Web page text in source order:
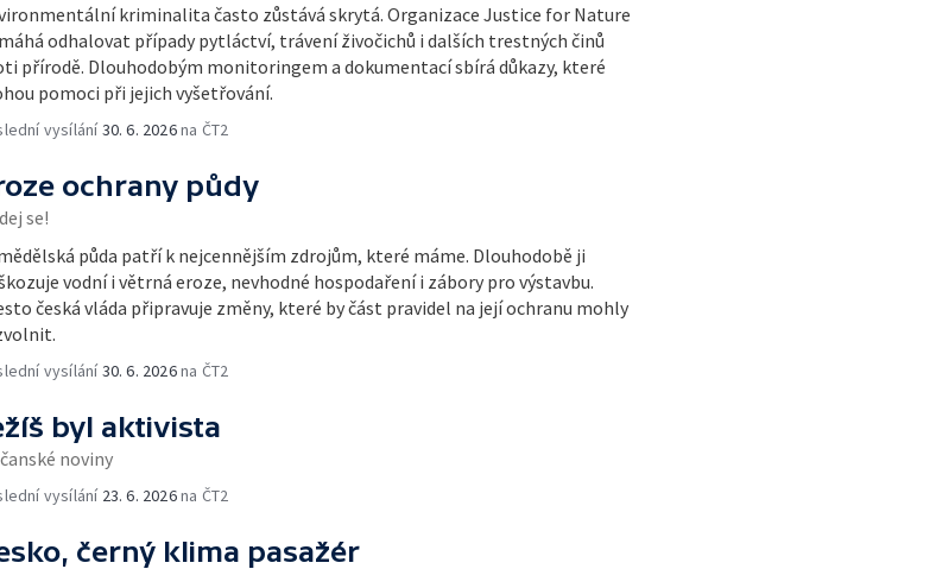
kriminalita často zůstává skrytá. Organizace Justice for Nature
odhalovat případy pytláctví, trávení živočichů i dalších trestných činů
přírodě. Dlouhodobým monitoringem a dokumentací sbírá důkazy, které
pomoci při jejich vyšetřování.
vysílání30. 6. 2026na ČT2
ochrany půdy
se!
půda patří k nejcennějším zdrojům, které máme. Dlouhodobě ji
vodní i větrná eroze, nevhodné hospodaření i zábory pro výstavbu.
česká vláda připravuje změny, které by část pravidel na její ochranu mohly
vysílání30. 6. 2026na ČT2
byl aktivista
noviny
vysílání 23. 6. 2026na ČT2
černý klima pasažér